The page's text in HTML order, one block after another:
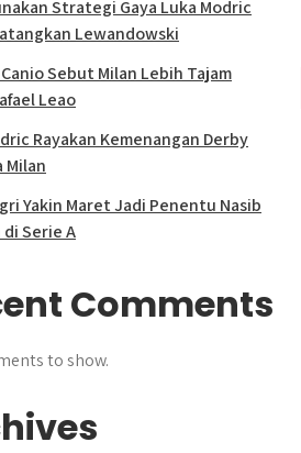
Strategi Gaya Luka Modric
Lewandowski
Canio Sebut Milan Lebih Tajam
Leao
Rayakan Kemenangan Derby
Milan
Yakin Maret Jadi Penentu Nasib
di Serie A
Comments
to show.